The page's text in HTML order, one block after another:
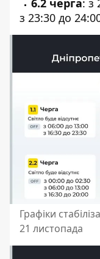
6.2 черга: з
з 23:30 до
Графіки
21 листопада